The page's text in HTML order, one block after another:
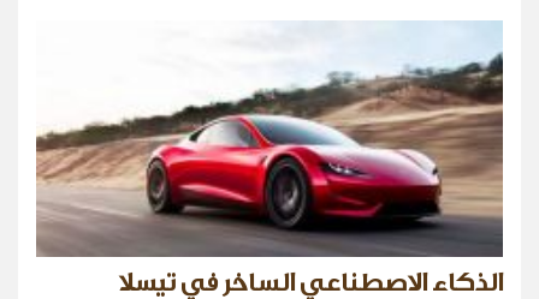
الذكاء الاصطناعي الساخر في تيسلا